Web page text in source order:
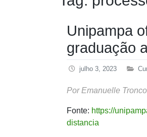
Unipampa
graduação
julho 3, 2023
Por Emanuelle
Fonte: https://
distancia